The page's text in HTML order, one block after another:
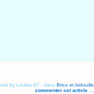
by Loulou-67 - dans Brico et bidouille
commenter cet article …